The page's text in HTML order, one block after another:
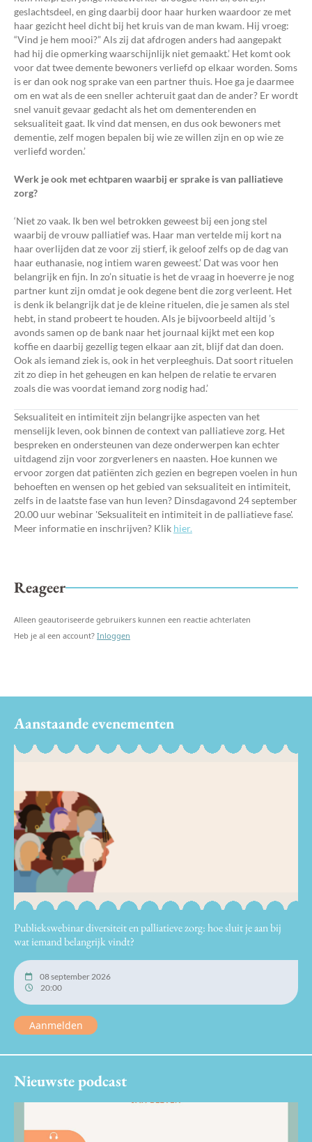
geslachtsdeel, en ging daarbij door haar hurken waardoor ze met
haar gezicht heel dicht bij het kruis van de man kwam. Hij vroeg:
“Vind je hem mooi?” Als zij dat afdrogen anders had aangepakt
had hij die opmerking waarschijnlijk niet gemaakt.’ Het komt ook
voor dat twee demente bewoners verliefd op elkaar worden. Soms
is er dan ook nog sprake van een partner thuis. Hoe ga je daarmee
om en wat als de een sneller achteruit gaat dan de ander? Er wordt
snel vanuit gevaar gedacht als het om dementerenden en
seksualiteit gaat. Ik vind dat mensen, en dus ook bewoners met
dementie, zelf mogen bepalen bij wie ze willen zijn en op wie ze
verliefd worden.’
Werk je ook met echtparen waarbij er sprake is van palliatieve
zorg?
‘Niet zo vaak. Ik ben wel betrokken geweest bij een jong stel
waarbij de vrouw palliatief was. Haar man vertelde mij kort na
haar overlijden dat ze voor zij stierf, ik geloof zelfs op de dag van
haar euthanasie, nog intiem waren geweest.’ Dat was voor hen
belangrijk en fijn. In zo’n situatie is het de vraag in hoeverre je nog
partner kunt zijn omdat je ook degene bent die zorg verleent. Het
is denk ik belangrijk dat je de kleine rituelen, die je samen als stel
hebt, in stand probeert te houden. Als je bijvoorbeeld altijd ’s
avonds samen op de bank naar het journaal kijkt met een kop
koffie en daarbij gezellig tegen elkaar aan zit, blijf dat dan doen.
Ook als iemand ziek is, ook in het verpleeghuis. Dat soort rituelen
zit zo diep in het geheugen en kan helpen de relatie te ervaren
zoals die was voordat iemand zorg nodig had.’
Seksualiteit en intimiteit zijn belangrijke aspecten van het
menselijk leven, ook binnen de context van palliatieve zorg. Het
bespreken en ondersteunen van deze onderwerpen kan echter
uitdagend zijn voor zorgverleners en naasten. Hoe kunnen we
ervoor zorgen dat patiënten zich gezien en begrepen voelen in hun
behoeften en wensen op het gebied van seksualiteit en intimiteit,
zelfs in de laatste fase van hun leven? Dinsdagavond 24 september
20.00 uur webinar 'Seksualiteit en intimiteit in de palliatieve fase'.
Meer informatie en inschrijven? Klik hier.
Reageer
Alleen geautoriseerde gebruikers kunnen een reactie achterlaten
Heb je al een account? Inloggen
Aanstaande evenementen
Publiekswebinar diversiteit en palliatieve zorg: hoe sluit je aan bij
wat iemand belangrijk vindt?
08 september 2026
20:00
Aanmelden
Nieuwste podcast